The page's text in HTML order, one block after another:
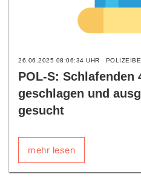
26.06.2025 08:06:34 UHR
POL-S: Schlafenden
geschlagen und
gesucht
mehr lesen